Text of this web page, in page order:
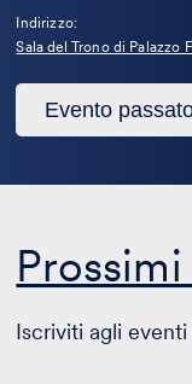
Indirizzo:
Sala del Trono di Palazzo
Questo
evento
è
Evento
Iscriviti agli eventi